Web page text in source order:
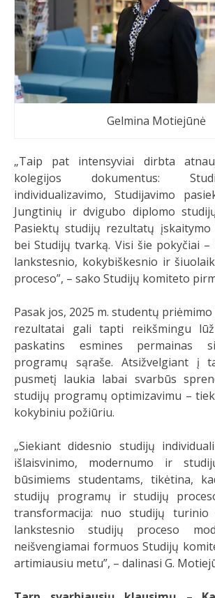
Gelmina Motiejūnė
„Taip pat intensyviai dirbta
kolegijos dokumentus:
individualizavimo, Studijavimo
Jungtinių ir dvigubo diplomo
Pasiektų studijų rezultatų
bei Studijų tvarką. Visi šie pokyčiai
lankstesnio, kokybiškesnio ir
proceso”, – sako Studijų komiteto
Pasak jos, 2025 m. studentų
rezultatai gali tapti reikšmingu
paskatins esmines permainas
programų sąraše. Atsižvelgiant į
pusmetį laukia labai svarbūs
studijų programų optimizavimu –
kokybiniu požiūriu.
„Siekiant didesnio studijų
išlaisvinimo, modernumo ir
būsimiems studentams, tikėtina,
studijų programų ir studijų
transformacija: nuo studijų turinio
lankstesnio studijų proceso
neišvengiamai formuos Studijų
artimiausiu metu”, – dalinasi G.